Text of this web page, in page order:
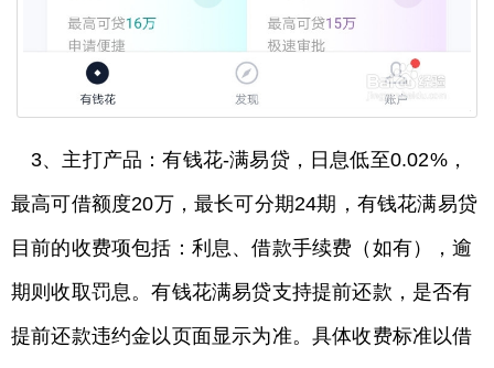
3、主打产品：有钱花-满易贷，日息低至0.02%，
最高可借额度20万，最长可分期24期，有钱花满易贷
目前的收费项包括：利息、借款手续费（如有），逾
期则收取罚息。有钱花满易贷支持提前还款，是否有
提前还款违约金以页面显示为准。具体收费标准以借